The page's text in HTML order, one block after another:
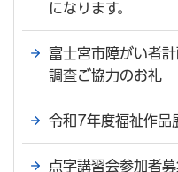
になります。
富士宮市障がい者
調査ご協力のお礼
令和7年度福祉作品
点字講習会参加者